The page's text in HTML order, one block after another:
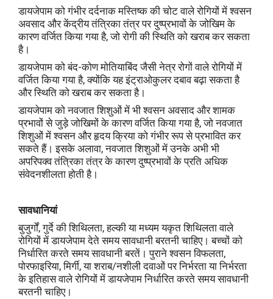
डायजेपाम को गंभीर दर्दनाक मस्तिष्क की चोट वाले रोगियों में श्वसन
अवसाद और केंद्रीय तंत्रिका तंत्र पर दुष्प्रभावों के जोखिम के
कारण वर्जित किया गया है, जो रोगी की स्थिति को खराब कर सकता
है।
डायजेपाम को बंद-कोण मोतियाबिंद जैसी नेत्र रोगों वाले रोगियों में
वर्जित किया गया है, क्योंकि यह इंट्राओकुलर दबाव बढ़ा सकता है
और स्थिति को खराब कर सकता है।
डायजेपाम को नवजात शिशुओं में भी श्वसन अवसाद और शामक
प्रभावों से जुड़े जोखिमों के कारण वर्जित किया गया है, जो नवजात
शिशुओं में श्वसन और हृदय क्रिया को गंभीर रूप से प्रभावित कर
सकते हैं। इसके अलावा, नवजात शिशुओं में उनके अभी भी
अपरिपक्व तंत्रिका तंत्र के कारण दुष्प्रभावों के प्रति अधिक
संवेदनशीलता होती है।
सावधानियां
बुजुर्गों, गुर्दे की शिथिलता, हल्की या मध्यम यकृत शिथिलता वाले
रोगियों में डायजेपाम देते समय सावधानी बरतनी चाहिए। बच्चों को
निर्धारित करते समय सावधानी बरतें। पुराने श्वसन विफलता,
पोरफाइरिया, मिर्गी, या शराब/नशीली दवाओं पर निर्भरता या निर्भरता
के इतिहास वाले रोगियों में डायजेपाम निर्धारित करते समय सावधानी
बरतनी चाहिए।